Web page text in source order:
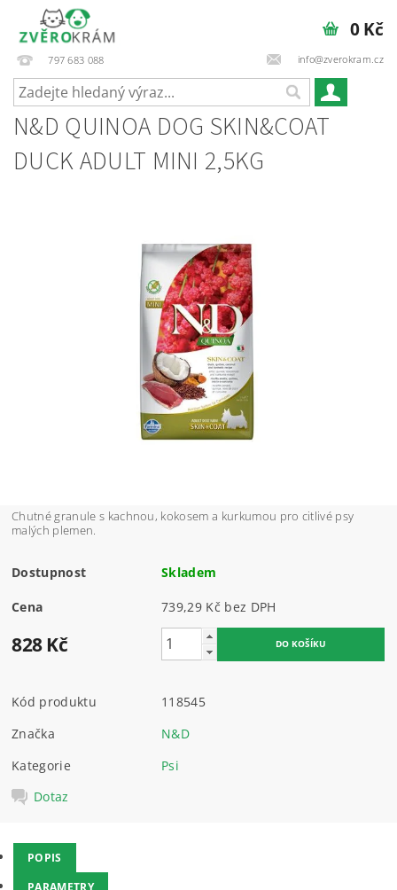
797 683 088 info@zverokram.cz
0 Kč
N&D QUINOA DOG SKIN&COAT
DUCK ADULT MINI 2,5KG
Chutné granule s kachnou, kokosem a kurkumou pro citlivé psy
malých plemen.
Dostupnost Skladem
Cena 739,29 Kč bez DPH
828 Kč
Kód produktu
118545
Značka
N&D
Kategorie
Psi
Dotaz
POPIS
PARAMETRY